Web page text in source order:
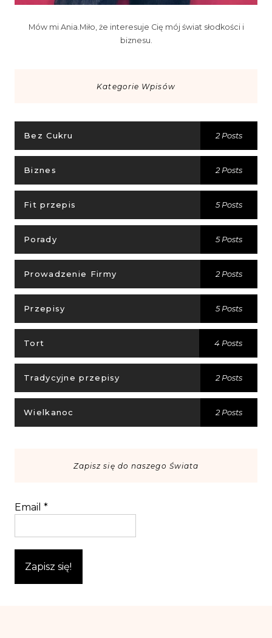
Mów mi Ania.Miło, że interesuje Cię mój świat słodkości i
biznesu.
Kategorie Wpisów
Bez Cukru 2 Posts
Biznes 2 Posts
Fit przepis 5 Posts
Porady 5 Posts
Prowadzenie Firmy 2 Posts
Przepisy 5 Posts
Tort 4 Posts
Tradycyjne przepisy 2 Posts
Wielkanoc 2 Posts
Zapisz się do naszego Świata
Email *